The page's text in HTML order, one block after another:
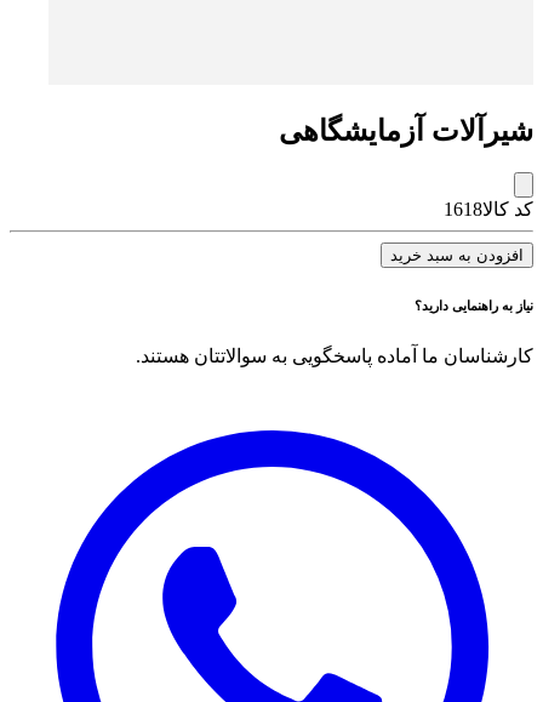
شیرآلات آزمایشگاهی
کد کالا1618
افزودن به سبد خرید
نیاز به راهنمایی دارید؟
کارشناسان ما آماده پاسخگویی به سوالاتتان هستند.